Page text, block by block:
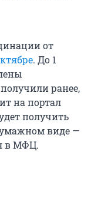
от
. До 1
ранее,
на портал
получить
виде —
в МФЦ.